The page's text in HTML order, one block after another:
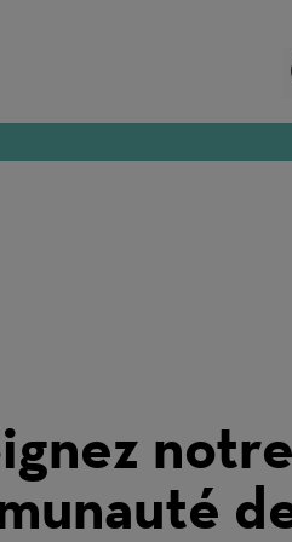
notre